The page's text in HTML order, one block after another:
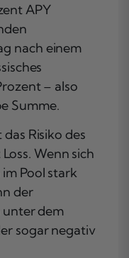
APY
nach einem
– also
Summe.
Risiko des
Wenn sich
Pool stark
der
dem
sogar negativ